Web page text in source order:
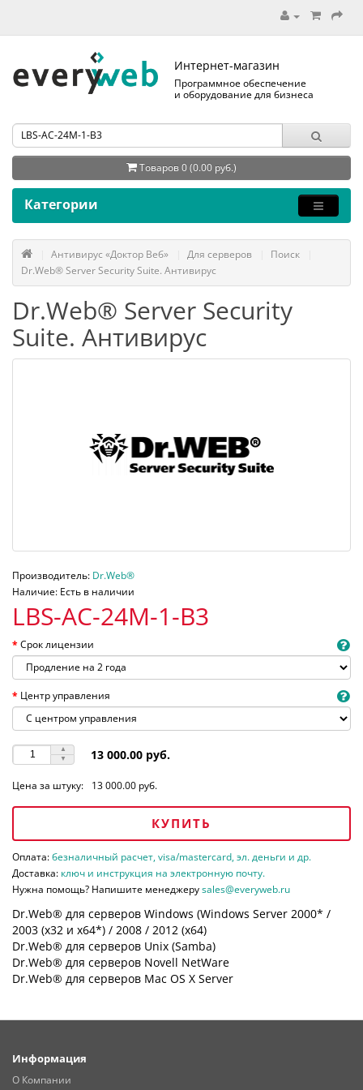
Интернет-магазин
Программное обеспечение
и оборудование для бизнеса
Товаров 0 (0.00 руб.)
Категории
Антивирус «Доктор Веб» Для серверов
Поиск
Dr.Web® Server Security Suite. Антивирус
Dr.Web® Server Security
Suite. Антивирус
Производитель: Dr.Web®
Наличие: Есть в наличии
LBS-AC-24M-1-B3
Срок лицензии
Центр управления
13 000.00 руб.
Цена за штуку: 13 000.00 руб.
КУПИТЬ
Оплата:безналичный расчет, visa/mastercard, эл. деньги и др.
Доставка: ключ и инструкция на электронную почту.
Нужна помощь? Напишите менеджеруsales@everyweb.ru
Dr.Web® для серверов Windows (Windows Server 2000* /
2003 (х32 и х64*) / 2008 / 2012 (х64)
Dr.Web® для серверов Unix (Samba)
Dr.Web® для серверов Novell NetWare
Dr.Web® для серверов Mac OS X Server
Информация
О Компании